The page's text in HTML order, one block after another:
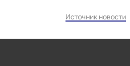
Источник новости